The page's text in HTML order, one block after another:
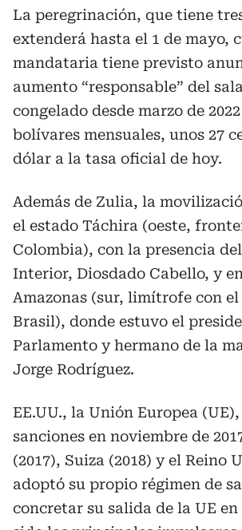
La peregrinación, que tiene
extenderá hasta el 1 de mayo,
mandataria tiene previsto
aumento “responsable” del
congelado desde marzo de
bolívares mensuales, unos 27
dólar a la tasa oficial de hoy.
Además de Zulia, la
el estado Táchira (oeste,
Colombia), con la presencia
Interior, Diosdado Cabello, y
Amazonas (sur, limítrofe con
Brasil), donde estuvo el
Parlamento y hermano de la
Jorge Rodríguez.
EE.UU., la Unión Europea
sanciones en noviembre de
(2017), Suiza (2018) y el Reino
adoptó su propio régimen de
concretar su salida de la UE